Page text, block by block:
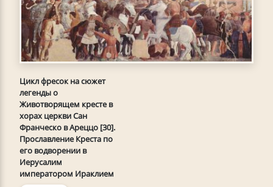
Цикл фресок на сюжет
легенды о
Животворящем кресте в
хорах церкви Сан
Франческо в Ареццо [30].
Прославление Креста по
его водворении в
Иерусалим
императором Ираклием